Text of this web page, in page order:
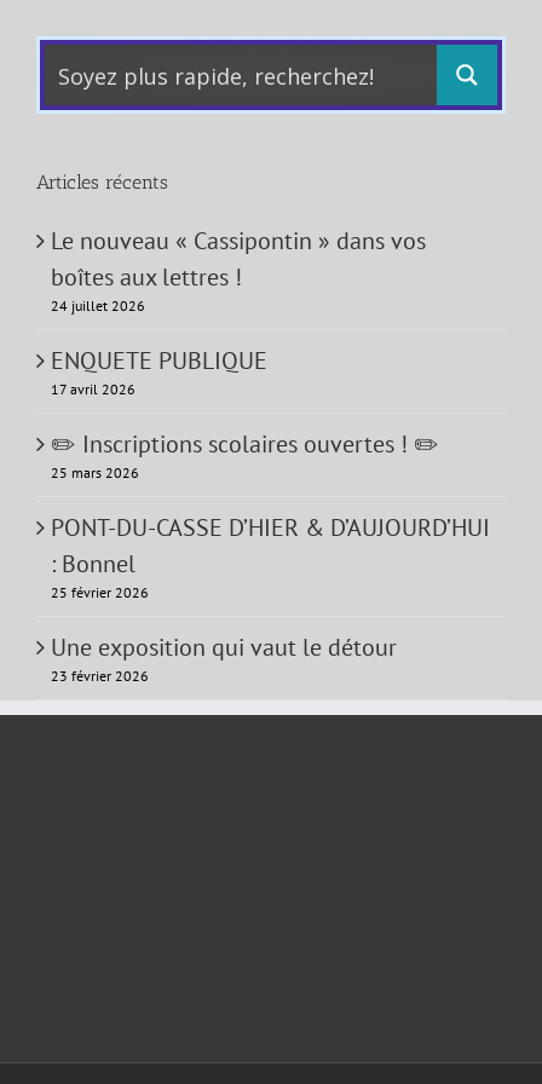
Articles récents
Le nouveau « Cassipontin » dans vos
boîtes aux lettres !
24 juillet 2026
ENQUETE PUBLIQUE
17 avril 2026
✏️ Inscriptions scolaires ouvertes ! ✏️
25 mars 2026
PONT-DU-CASSE D’HIER & D’AUJOURD’HUI
: Bonnel
25 février 2026
Une exposition qui vaut le détour
23 février 2026